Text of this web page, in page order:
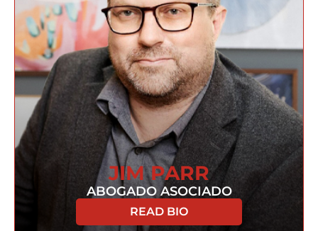
JIM PARR
ABOGADO ASOCIADO
READ BIO